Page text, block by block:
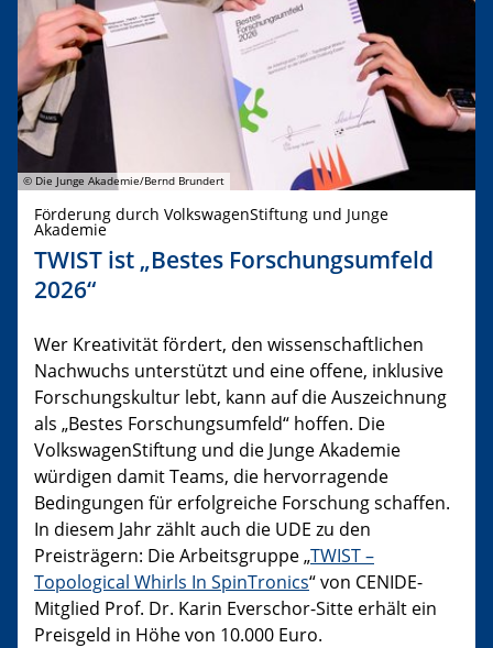
© Die Junge Akademie/Bernd Brundert
Förderung durch VolkswagenStiftung und Junge
Akademie
TWIST ist „Bestes Forschungsumfeld
2026“
Wer Kreativität fördert, den wissenschaftlichen
Nachwuchs unterstützt und eine offene, inklusive
Forschungskultur lebt, kann auf die Auszeichnung
als „Bestes Forschungsumfeld“ hoffen. Die
VolkswagenStiftung und die Junge Akademie
würdigen damit Teams, die hervorragende
Bedingungen für erfolgreiche Forschung schaffen.
In diesem Jahr zählt auch die UDE zu den
Preisträgern: Die Arbeitsgruppe „TWIST –
Topological Whirls In SpinTronics“ von CENIDE-
Mitglied Prof. Dr. Karin Everschor-Sitte erhält ein
Preisgeld in Höhe von 10.000 Euro.